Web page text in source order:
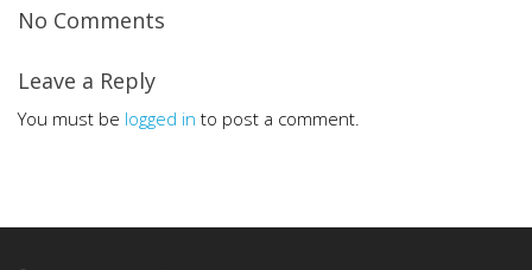
No Comments
Leave a Reply
You must be logged in to post a comment.